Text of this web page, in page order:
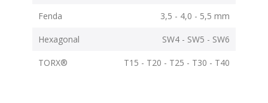
Fenda 3,5 - 4,0 - 5,5 mm
Hexagonal SW4 - SW5 - SW6
TORX® T15 - T20 - T25 - T30 - T40